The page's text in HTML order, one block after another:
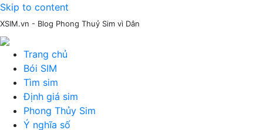
Skip to content
XSIM.vn - Blog Phong Thuỷ Sim vì Dân
Trang chủ
Bói SIM
Tìm sim
Định giá sim
Phong Thủy Sim
Ý nghĩa số